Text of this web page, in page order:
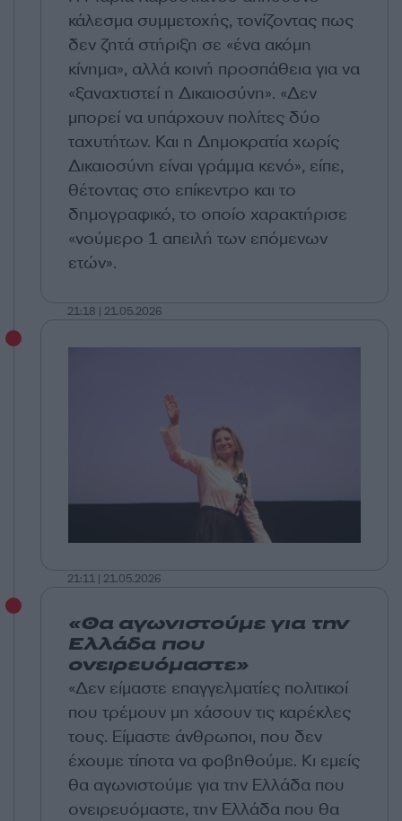
κάλεσμα συμμετοχής, τονίζοντας πως
δεν ζητά στήριξη σε «ένα ακόμη
κίνημα», αλλά κοινή προσπάθεια για να
«ξαναχτιστεί η Δικαιοσύνη». «Δεν
μπορεί να υπάρχουν πολίτες δύο
ταχυτήτων. Και η Δημοκρατία χωρίς
Δικαιοσύνη είναι γράμμα κενό», είπε,
θέτοντας στο επίκεντρο και το
δημογραφικό, το οποίο χαρακτήρισε
«νούμερο 1 απειλή των επόμενων
ετών».
21:18 | 21.05.2026
21:11 | 21.05.2026
«Θα αγωνιστούμε για την
Ελλάδα που
ονειρευόμαστε»
«Δεν είμαστε επαγγελματίες πολιτικοί
που τρέμουν μη χάσουν τις καρέκλες
τους. Είμαστε άνθρωποι, που δεν
έχουμε τίποτα να φοβηθούμε. Κι εμείς
θα αγωνιστούμε για την Ελλάδα που
ονειρευόμαστε, την Ελλάδα που θα